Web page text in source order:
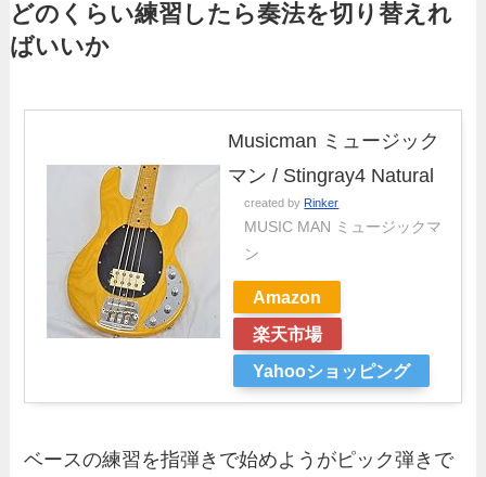
どのくらい練習したら奏法を切り替えれ
ばいいか
Musicman ミュージック
マン / Stingray4 Natural
created by Rinker
MUSIC MAN ミュージックマ
ン
Amazon
楽天市場
Yahooショッピング
ベースの練習を指弾きで始めようがピック弾きで